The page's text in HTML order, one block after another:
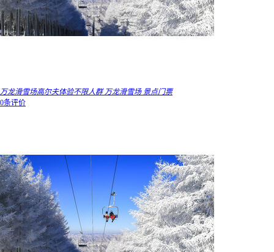
万龙滑雪场高尔夫体验不限人群 万龙滑雪场 景点门票
0条评价